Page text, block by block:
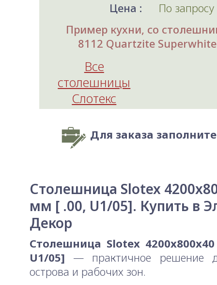
Цена :
По запросу
Пример кухни, со
8112 Quartzite Superwhite
Все
столешницы
Слотекс
Для заказа
Столешница Slotex
мм [ .00, U1/05]. Купить в
Декор
Столешница Slotex
U1/05] — практичное решение
острова и рабочих зон.